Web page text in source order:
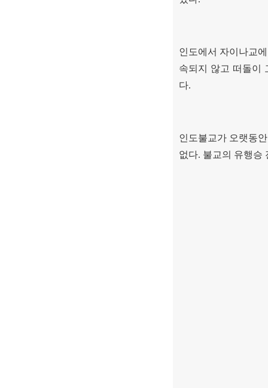
인도에서 자이나교
속되지 않고 떠돌이
다.
인도불교가 오랫동
없다. 불교의 유행승